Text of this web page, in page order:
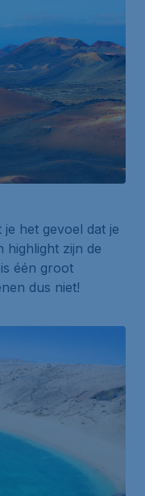
het gevoel dat je
highlight zijn de
één groot
dus niet!